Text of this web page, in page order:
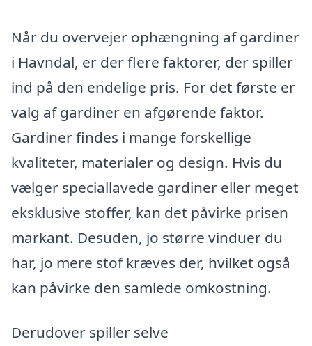
Når du overvejer ophængning af gardiner
i Havndal, er der flere faktorer, der spiller
ind på den endelige pris. For det første er
valg af gardiner en afgørende faktor.
Gardiner findes i mange forskellige
kvaliteter, materialer og design. Hvis du
vælger speciallavede gardiner eller meget
eksklusive stoffer, kan det påvirke prisen
markant. Desuden, jo større vinduer du
har, jo mere stof kræves der, hvilket også
kan påvirke den samlede omkostning.
Derudover spiller selve